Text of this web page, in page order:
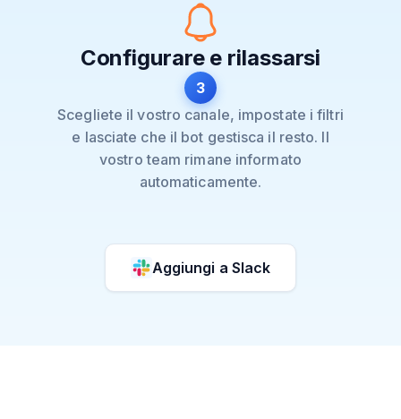
Configurare e rilassarsi
3
Scegliete il vostro canale, impostate i filtri
e lasciate che il bot gestisca il resto. Il
vostro team rimane informato
automaticamente.
Aggiungi a Slack